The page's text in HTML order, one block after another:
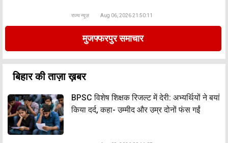
राज्य न्यूज़ Aug 06, 2026 21:50:11
मुजफ्फरपुर समाचार
बिहार की ताज़ा ख़बर
BPSC विशेष शिक्षक रिजल्ट में देरी: अभ्यर्थियों ने बयां
किया दर्द, कहा- उम्मीद और उम्र दोनों फंस गईं